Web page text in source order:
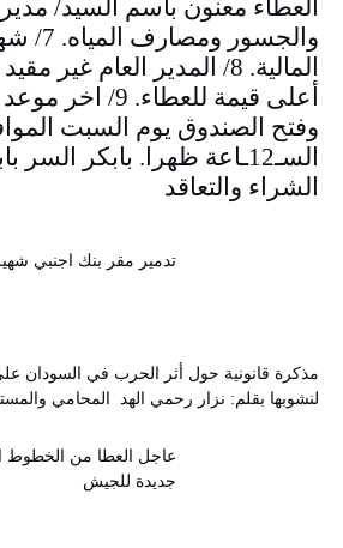
العطاء معنون باسم السيد/
والجسور
المالية. 8/ المدير العام غير
أعلى قيمة للعطاء.
السـ12ـاعة ظهرا. بابكر السر
الشراء والتعاقد
تدمير مقر بنك اجنبي
مذكرة قانونية حول أثر الحرب في السودان على
لنشوبها بقلم: نزار رحمي الهد المحامي
عاجل العطا من الخطوط
جديدة للجيش